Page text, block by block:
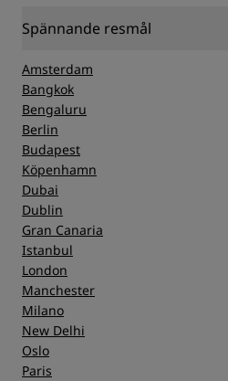
Spännande resmål
Amsterdam
Bangkok
Bengaluru
Berlin
Budapest
Köpenhamn
Dubai
Dublin
Gran Canaria
Istanbul
London
Manchester
Milano
New Delhi
Oslo
Paris